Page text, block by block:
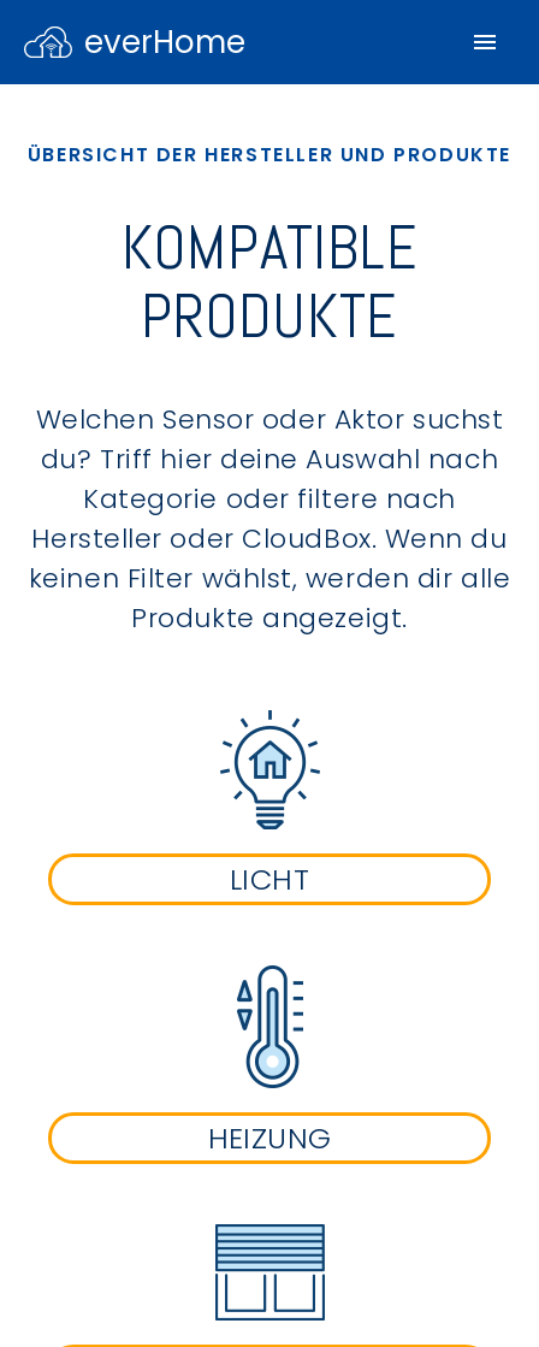
everHome
ÜBERSICHT DER HERSTELLER UND PRODUKTE
KOMPATIBLE
PRODUKTE
Welchen Sensor oder Aktor suchst
du? Triff hier deine Auswahl nach
Kategorie oder filtere nach
Hersteller oder CloudBox. Wenn du
keinen Filter wählst, werden dir alle
Produkte angezeigt.
LICHT
HEIZUNG